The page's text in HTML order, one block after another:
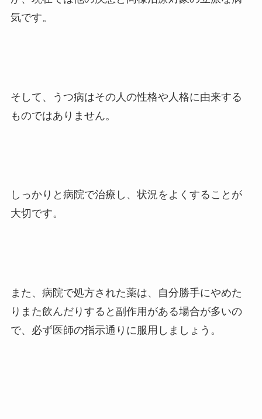
気です。
そして、うつ病はその人の性格や人格に由来する
ものではありません。
しっかりと病院で治療し、状況をよくすることが
大切です。
また、病院で処方された薬は、自分勝手にやめた
りまた飲んだりすると副作用がある場合が多いの
で、必ず医師の指示通りに服用しましょう。